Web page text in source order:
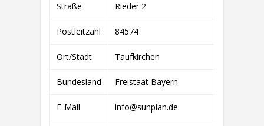
Straße Rieder 2
Postleitzahl 84574
Ort/Stadt Taufkirchen
Bundesland Freistaat Bayern
E-Mail info@sunplan.de